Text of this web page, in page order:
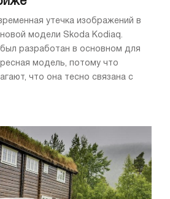
утечка изображений в
модели Skoda Kodiaq.
разработан в основном для
модель, потому что
что она тесно связана с